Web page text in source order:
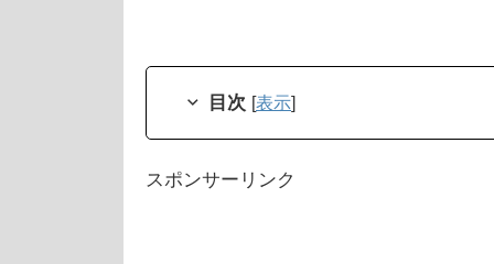
目次 [表示]
スポンサーリンク